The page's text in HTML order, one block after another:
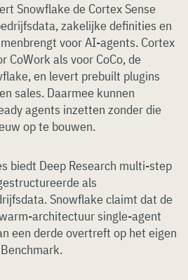
Snowflake de Cortex Sense
zakelijke definities en
voor AI-agents. Cortex
CoWork als voor CoCo, de
en levert prebuilt plugins
sales. Daarmee kunnen
agents inzetten zonder die
op te bouwen.
biedt Deep Research multi-step
als
Snowflake claimt dat de
architectuur single-agent
een derde overtreft op het eigen